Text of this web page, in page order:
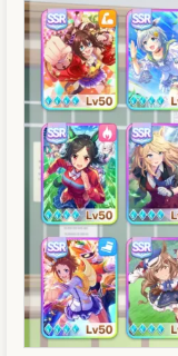
溜席の妖精（タ
像と正体がヤバ
2021年5月21日
溜席で大相撲を観戦